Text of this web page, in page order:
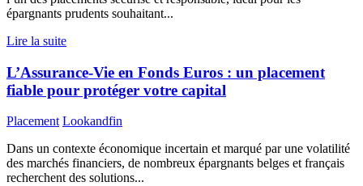
épargnants prudents souhaitant...
Lire la suite
L’Assurance-Vie en Fonds Euros : un placement
fiable pour protéger votre capital
Placement Lookandfin
Dans un contexte économique incertain et marqué par une volatilité
des marchés financiers, de nombreux épargnants belges et français
recherchent des solutions...